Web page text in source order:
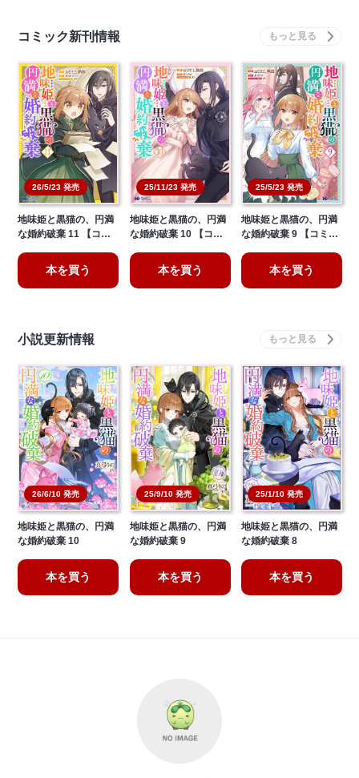
コミック新刊情報
26/5/23 発売
地味姫と黒猫の、円満
な婚約破棄 11 【コ…
本を買う
25/11/23 発売
地味姫と黒猫の、円満
な婚約破棄 10 【コ…
本を買う
25/5/23 発売
地味姫と黒猫の、円満
な婚約破棄 9 【コミ…
本を買う
小説更新情報
26/6/10 発売
地味姫と黒猫の、円満
な婚約破棄 10
本を買う
25/9/10 発売
地味姫と黒猫の、円満
な婚約破棄 9
本を買う
25/1/10 発売
地味姫と黒猫の、円満
な婚約破棄 8
本を買う